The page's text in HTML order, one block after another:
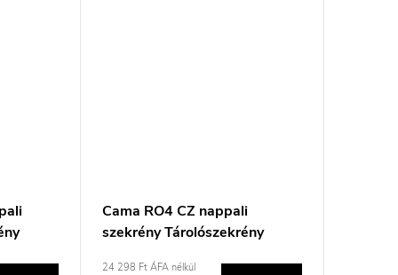
Cama RO4 CZ nappali
szekrény Tárolószekrény
24 298 Ft ÁFA nélkül